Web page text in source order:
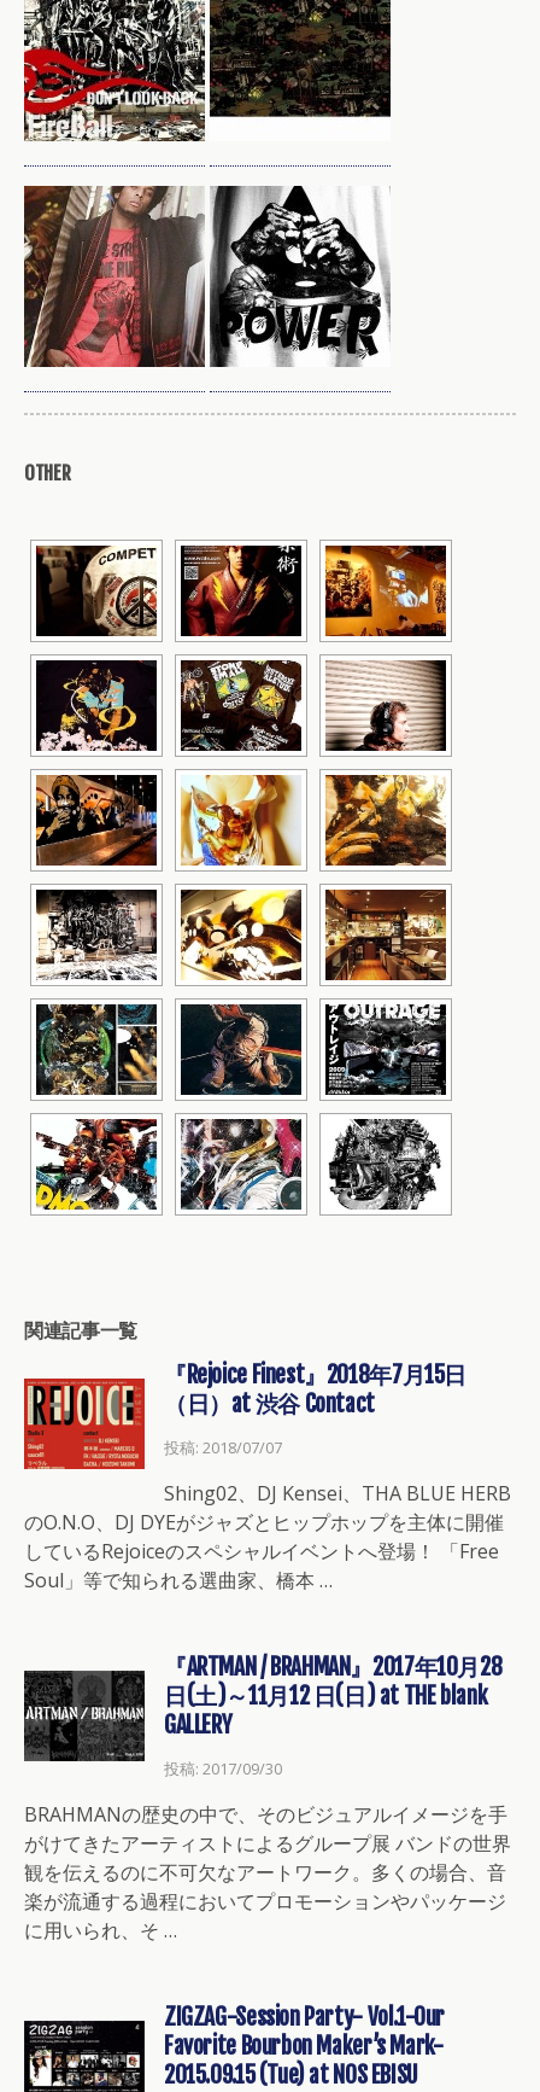
OTHER
関連記事一覧
『Rejoice Finest』2018年7月15日
（日）at 渋谷 Contact
投稿: 2018/07/07
Shing02、DJ Kensei、THA BLUE HERB
のO.N.O、DJ DYEがジャズとヒップホップを主体に開催
しているRejoiceのスペシャルイベントへ登場！ 「Free
Soul」等で知られる選曲家、橋本 …
『ARTMAN / BRAHMAN』2017年10月28
日(土)～11月12 日(日) at THE blank
GALLERY
投稿: 2017/09/30
BRAHMANの歴史の中で、そのビジュアルイメージを手
がけてきたアーティストによるグループ展 バンドの世界
観を伝えるのに不可欠なアートワーク。多くの場合、音
楽が流通する過程においてプロモーションやパッケージ
に用いられ、そ …
ZIGZAG-Session Party- Vol.1-Our
Favorite Bourbon Maker’s Mark-
2015.09.15 (Tue) at NOS EBISU